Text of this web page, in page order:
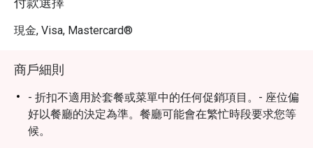
現金, Visa, Mastercard®
商戶細則
- 折扣不適用於套餐或菜單中的任何促銷項目。- 座位偏
好以餐廳的決定為準。餐廳可能會在繁忙時段要求您等
候。